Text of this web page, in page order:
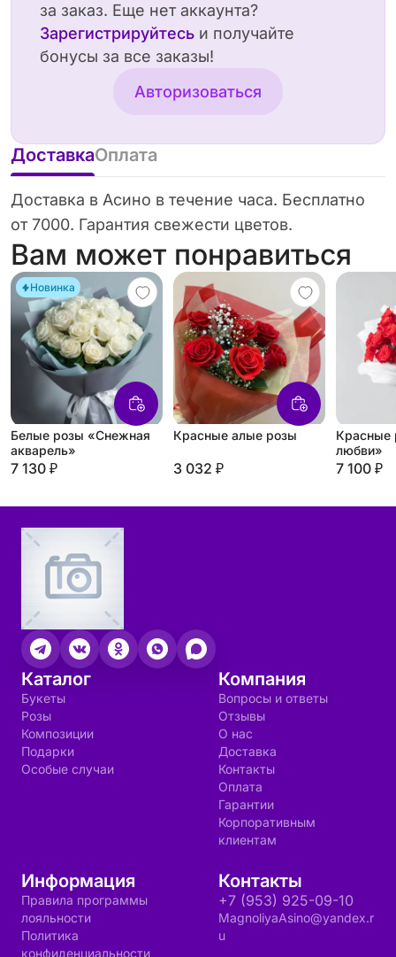
за заказ. Еще нет аккаунта?
Зарегистрируйтесь и получайте
бонусы за все заказы!
Авторизоваться
ДоставкаОплата
Доставка в Асино в течение часа. Бесплатно
от 7000. Гарантия свежести цветов.
Вам может понравиться
Новинка
Белые розы «Снежная
акварель»
7 130 ₽
Красные алые розы
3 032 ₽
Красные
любви»
7 100 ₽
Каталог
Букеты
Розы
Композиции
Подарки
Особые случаи
Компания
Вопросы и ответы
Отзывы
О нас
Доставка
Контакты
Оплата
Гарантии
Корпоративным
клиентам
Информация
Правила программы
лояльности
Политика
конфиденциальности
Контакты
+7 (953) 925-09-10
MagnoliyaAsino@yandex.r
u